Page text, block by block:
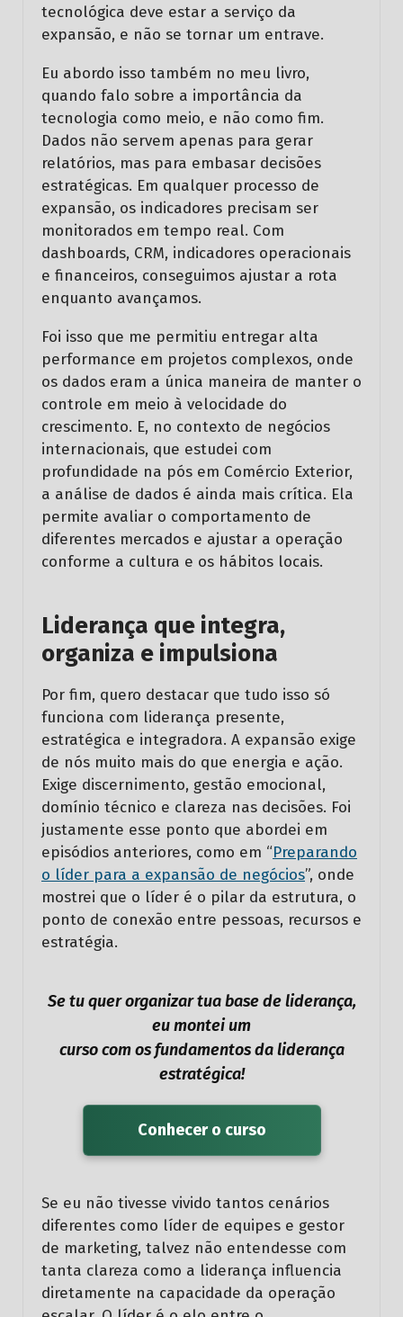
tecnológica deve estar a serviço da
expansão, e não se tornar um entrave.
Eu abordo isso também no meu livro,
quando falo sobre a importância da
tecnologia como meio, e não como fim.
Dados não servem apenas para gerar
relatórios, mas para embasar decisões
estratégicas. Em qualquer processo de
expansão, os indicadores precisam ser
monitorados em tempo real. Com
dashboards, CRM, indicadores operacionais
e financeiros, conseguimos ajustar a rota
enquanto avançamos.
Foi isso que me permitiu entregar alta
performance em projetos complexos, onde
os dados eram a única maneira de manter o
controle em meio à velocidade do
crescimento. E, no contexto de negócios
internacionais, que estudei com
profundidade na pós em Comércio Exterior,
a análise de dados é ainda mais crítica. Ela
permite avaliar o comportamento de
diferentes mercados e ajustar a operação
conforme a cultura e os hábitos locais.
Liderança que integra,
organiza e impulsiona
Por fim, quero destacar que tudo isso só
funciona com liderança presente,
estratégica e integradora. A expansão exige
de nós muito mais do que energia e ação.
Exige discernimento, gestão emocional,
domínio técnico e clareza nas decisões. Foi
justamente esse ponto que abordei em
episódios anteriores, como em “Preparando
o líder para a expansão de negócios”, onde
mostrei que o líder é o pilar da estrutura, o
ponto de conexão entre pessoas, recursos e
estratégia.
Se tu quer organizar tua base de liderança,
eu montei um
curso com os fundamentos da liderança
estratégica!
Conhecer o curso
Se eu não tivesse vivido tantos cenários
diferentes como líder de equipes e gestor
de marketing, talvez não entendesse com
tanta clareza como a liderança influencia
diretamente na capacidade da operação